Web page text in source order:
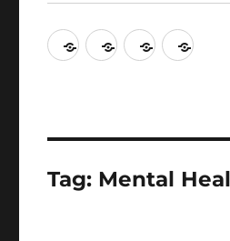
Tag: Mental